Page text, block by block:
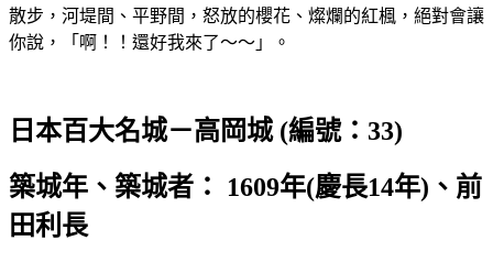
散步，河堤間、平野間，怒放的櫻花、燦爛的紅楓，絕對會讓
你說，「啊！！還好我來了～～」。
日本百大名城－高岡城 (編號：33)
築城年、築城者： 1609年(慶長14年)、前
田利長